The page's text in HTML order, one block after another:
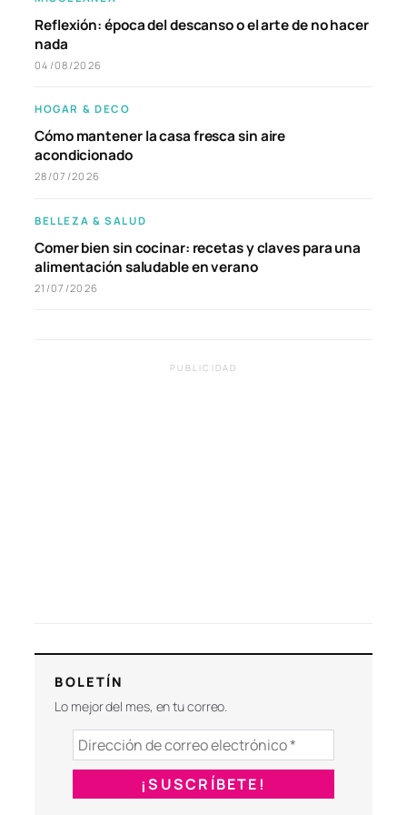
Reflexión: época del descanso o el arte de no hacer
nada
04/08/2026
HOGAR & DECO
Cómo mantener la casa fresca sin aire
acondicionado
28/07/2026
BELLEZA & SALUD
Comer bien sin cocinar: recetas y claves para una
alimentación saludable en verano
21/07/2026
PUBLICIDAD
BOLETÍN
Lo mejor del mes, en tu correo.